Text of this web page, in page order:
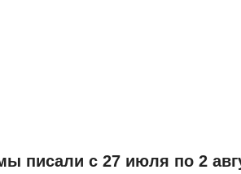
писали с 27 июля по 2